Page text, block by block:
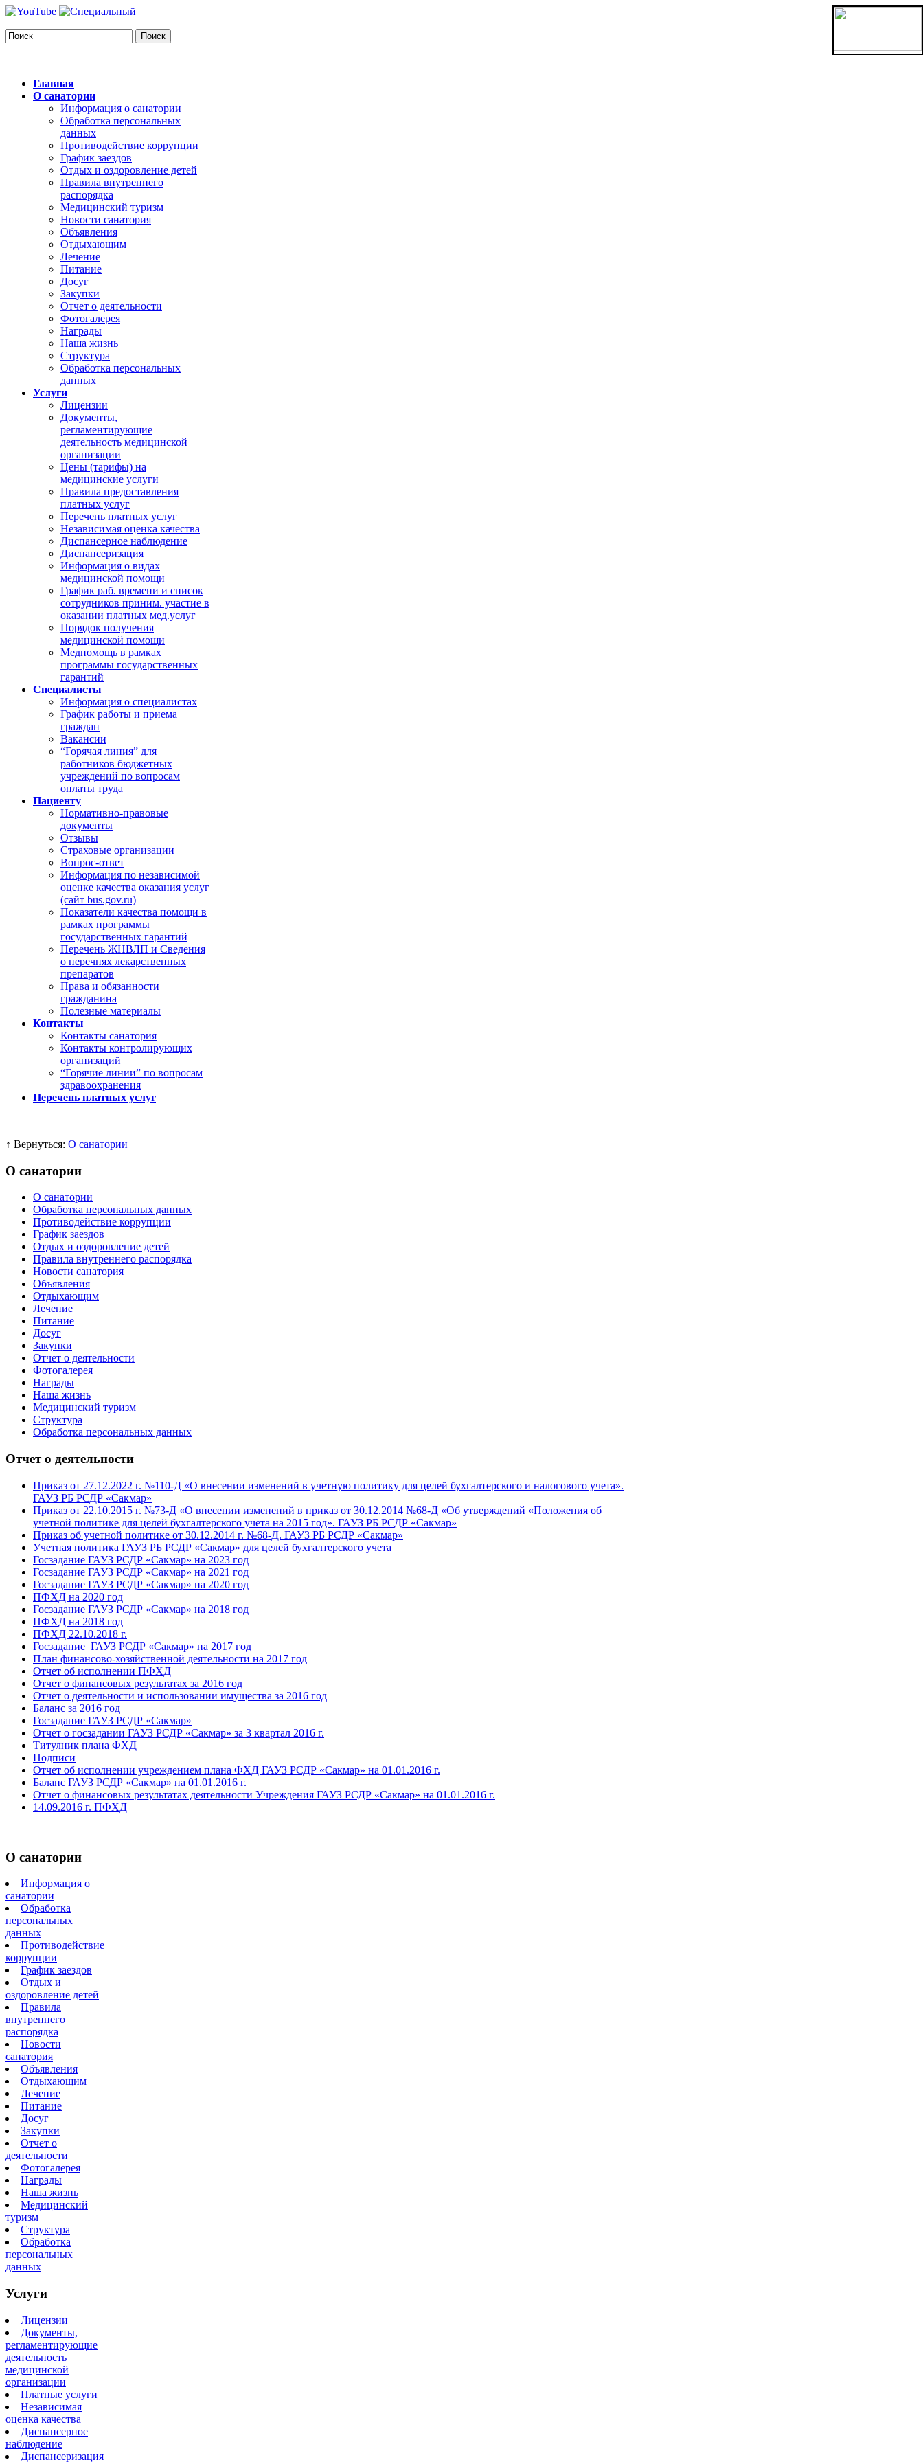
Поиск
Главная
О санатории
Информация о санатории
Обработка персональных
данных
Противодействие коррупции
График заездов
Отдых и оздоровление детей
Правила внутреннего
распорядка
Медицинский туризм
Новости санатория
Объявления
Отдыхающим
Лечение
Питание
Досуг
Закупки
Отчет о деятельности
Фотогалерея
Награды
Наша жизнь
Структура
Обработка персональных
данных
Услуги
Лицензии
Документы,
регламентирующие
деятельность медицинской
организации
Цены (тарифы) на
медицинские услуги
Правила предоставления
платных услуг
Перечень платных услуг
Независимая оценка качества
Диспансерное наблюдение
Диспансеризация
Информация о видах
медицинской помощи
График раб. времени и список
сотрудников приним. участие в
оказании платных мед.услуг
Порядок получения
медицинской помощи
Медпомощь в рамках
программы государственных
гарантий
Специалисты
Информация о специалистах
График работы и приема
граждан
Вакансии
“Горячая линия” для
работников бюджетных
учреждений по вопросам
оплаты труда
Пациенту
Нормативно-правовые
документы
Отзывы
Страховые организации
Вопрос-ответ
Информация по независимой
оценке качества оказания услуг
(сайт bus.gov.ru)
Показатели качества помощи в
рамках программы
государственных гарантий
Перечень ЖНВЛП и Сведения
о перечнях лекарственных
препаратов
Права и обязанности
гражданина
Полезные материалы
Контакты
Контакты санатория
Контакты контролирующих
организаций
“Горячие линии” по вопросам
здравоохранения
Перечень платных услуг
↑ Вернуться: О санатории
О санатории
О санатории
Обработка персональных данных
Противодействие коррупции
График заездов
Отдых и оздоровление детей
Правила внутреннего распорядка
Новости санатория
Объявления
Отдыхающим
Лечение
Питание
Досуг
Закупки
Отчет о деятельности
Фотогалерея
Награды
Наша жизнь
Медицинский туризм
Структура
Обработка персональных данных
Отчет о деятельности
Приказ от 27.12.2022 г. №110-Д «О внесении изменений в учетную политику для целей бухгалтерского и налогового учета».
ГАУЗ РБ РСДР «Сакмар»
Приказ от 22.10.2015 г. №73-Д «О внесении изменений в приказ от 30.12.2014 №68-Д «Об утверждений «Положения об
учетной политике для целей бухгалтерского учета на 2015 год». ГАУЗ РБ РСДР «Сакмар»
Приказ об учетной политике от 30.12.2014 г. №68-Д. ГАУЗ РБ РСДР «Сакмар»
Учетная политика ГАУЗ РБ РСДР «Сакмар» для целей бухгалтерского учета
Госзадание ГАУЗ РСДР «Сакмар» на 2023 год
Госзадание ГАУЗ РСДР «Сакмар» на 2021 год
Госзадание ГАУЗ РСДР «Сакмар» на 2020 год
ПФХД на 2020 год
Госзадание ГАУЗ РСДР «Сакмар» на 2018 год
ПФХД на 2018 год
ПФХД 22.10.2018 г.
Госзадание ГАУЗ РСДР «Сакмар» на 2017 год
План финансово-хозяйственной деятельности на 2017 год
Отчет об исполнении ПФХД
Отчет о финансовых результатах за 2016 год
Отчет о деятельности и использовании имущества за 2016 год
Баланс за 2016 год
Госзадание ГАУЗ РСДР «Сакмар»
Отчет о госзадании ГАУЗ РСДР «Сакмар» за 3 квартал 2016 г.
Титулник плана ФХД
Подписи
Отчет об исполнении учреждением плана ФХД ГАУЗ РСДР «Сакмар» на 01.01.2016 г.
Баланс ГАУЗ РСДР «Сакмар» на 01.01.2016 г.
Отчет о финансовых результатах деятельности Учреждения ГАУЗ РСДР «Сакмар» на 01.01.2016 г.
14.09.2016 г. ПФХД
О санатории
Информация о
санатории
Обработка
персональных
данных
Противодействие
коррупции
График заездов
Отдых и
оздоровление детей
Правила
внутреннего
распорядка
Новости
санатория
Объявления
Отдыхающим
Лечение
Питание
Досуг
Закупки
Отчет о
деятельности
Фотогалерея
Награды
Наша жизнь
Медицинский
туризм
Структура
Обработка
персональных
данных
Услуги
Лицензии
Документы,
регламентирующие
деятельность
медицинской
организации
Платные услуги
Независимая
оценка качества
Диспансерное
наблюдение
Диспансеризация